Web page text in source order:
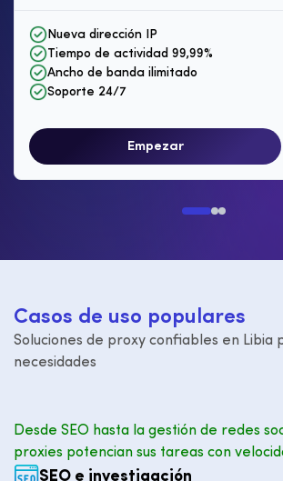
Nueva dirección IP
Tiempo de actividad 99,99%
Ancho de banda ilimitado
Soporte 24/7
Empezar
Casos de uso populares
Soluciones de proxy confiables en Libia
necesidades
Desde SEO hasta la gestión de redes
proxies potencian sus tareas con
SEO e investigación